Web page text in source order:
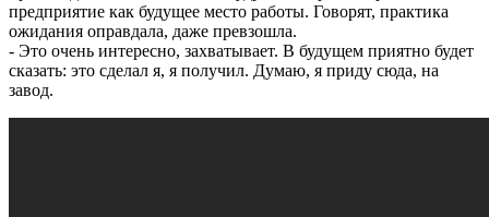
предприятие как будущее место работы. Говорят, практика
ожидания оправдала, даже превзошла.
- Это очень интересно, захватывает. В будущем приятно будет
сказать: это сделал я, я получил. Думаю, я приду сюда, на
завод.